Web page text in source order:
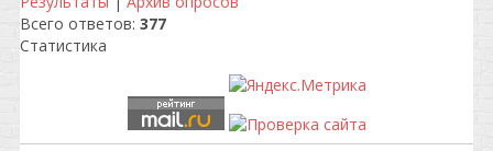
Всего ответов: 377
Статистика